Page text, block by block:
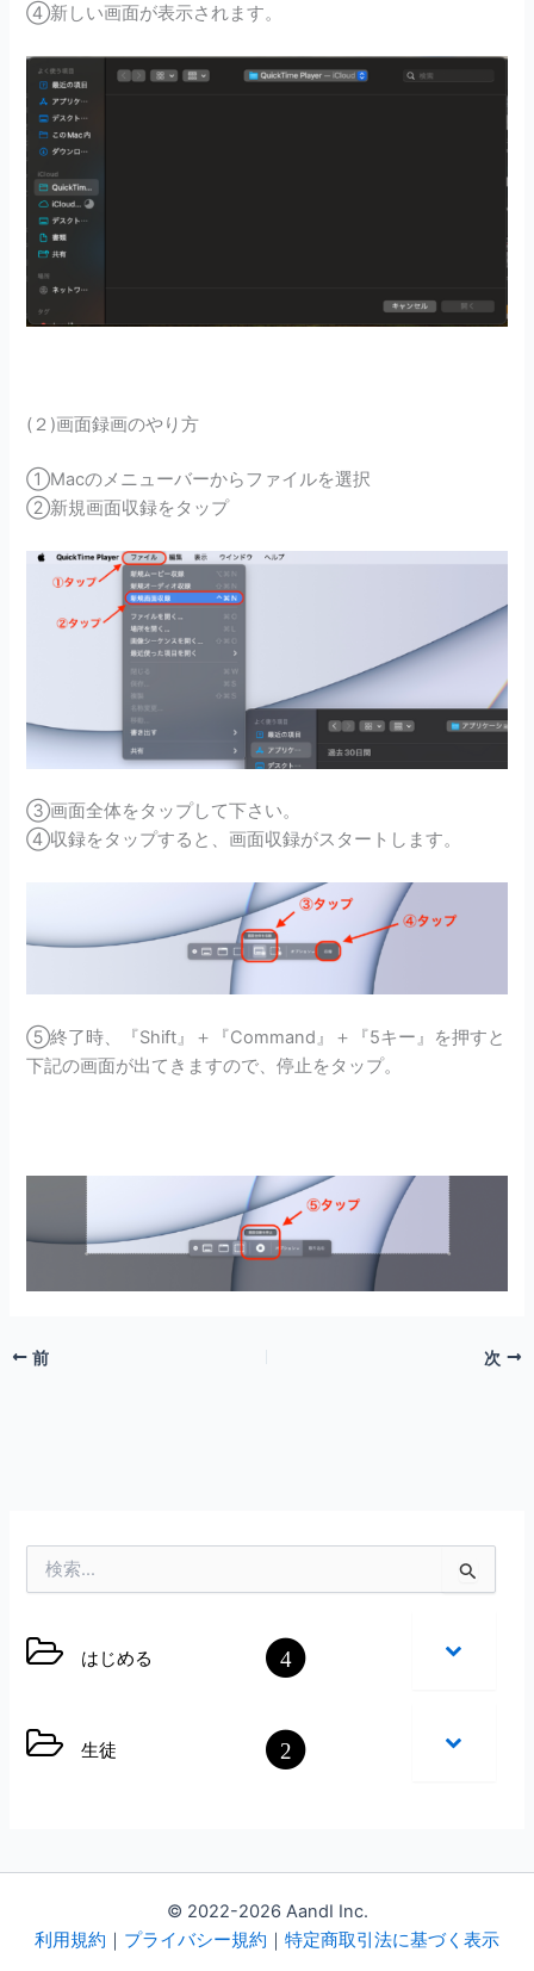
索
象
:
はじめる 4
生徒 2
④新しい画面が表示されます。
(２)画面録画のやり方
①Macのメニューバーからファイルを選択
②新規画面収録をタップ
③画面全体をタップして下さい。
④収録をタップすると、 画面収録がスタートします。
⑤終了時、
『Shift』＋『Command』＋『5キー』を押すと
下記の画面が出てきますので、停止をタップ。
前 次
© 2022-2026 AandI Inc.
利用規約 ｜ プライバシー規約 ｜ 特定商取引法に基づく表示